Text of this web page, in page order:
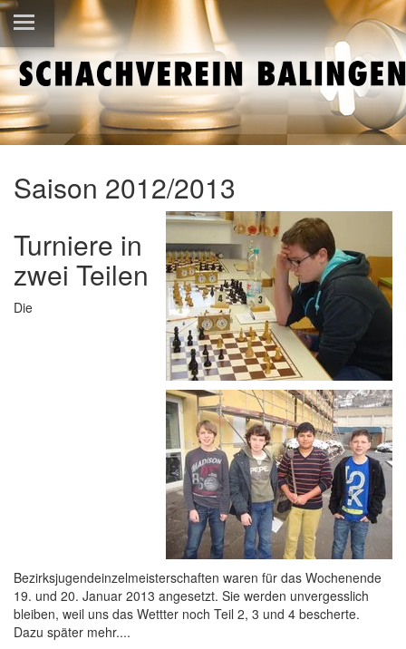
Saison 2012/2013
Turniere in
zwei Teilen
Die
Bezirksjugendeinzelmeisterschaften waren für das Wochenende
19. und 20. Januar 2013 angesetzt. Sie werden unvergesslich
bleiben, weil uns das Wettter noch Teil 2, 3 und 4 bescherte.
Dazu später mehr....